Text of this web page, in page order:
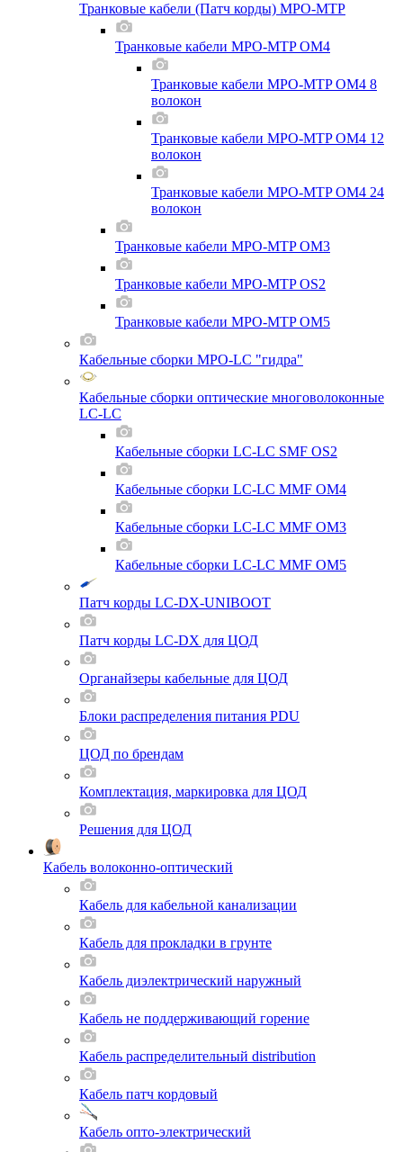
Транковые кабели (Патч корды) MPO-MTP
Транковые кабели MPO-MTP OM4
Транковые кабели MPO-MTP OM4 8
волокон
Транковые кабели MPO-MTP OM4 12
волокон
Транковые кабели MPO-MTP OM4 24
волокон
Транковые кабели MPO-MTP OM3
Транковые кабели MPO-MTP OS2
Транковые кабели MPO-MTP OM5
Кабельные сборки MPO-LC "гидра"
Кабельные сборки оптические многоволоконные
LC-LC
Кабельные сборки LC-LC SMF OS2
Кабельные сборки LC-LC MMF OM4
Кабельные сборки LC-LC MMF OM3
Кабельные сборки LC-LC MMF OM5
Патч корды LC-DX-UNIBOOT
Патч корды LC-DX для ЦОД
Органайзеры кабельные для ЦОД
Блоки распределения питания PDU
ЦОД по брендам
Комплектация, маркировка для ЦОД
Решения для ЦОД
Кабель волоконно-оптический
Кабель для кабельной канализации
Кабель для прокладки в грунте
Кабель диэлектрический наружный
Кабель не поддерживающий горение
Кабель распределительный distribution
Кабель патч кордовый
Кабель опто-электрический